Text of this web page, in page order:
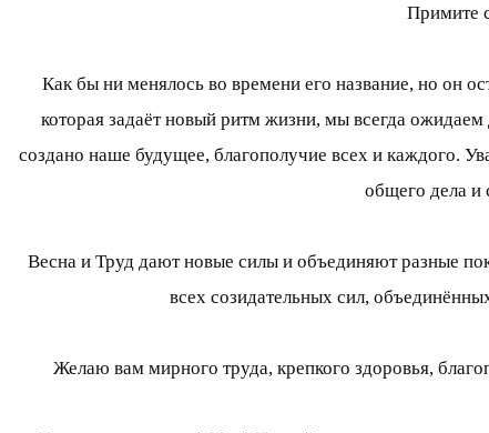
Примите
Как бы ни менялось во времени его название, но он
которая задаёт новый ритм жизни, мы всегда
создано наше будущее, благополучие всех и каждого.
общего дела и
Весна и Труд дают новые силы и объединяют разные
всех созидательных сил,
Желаю вам мирного труда, крепкого здоровья,